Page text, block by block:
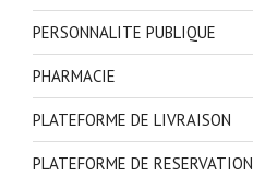
PERSONNALITE PUBLIQUE
PHARMACIE
PLATEFORME DE LIVRAISON
PLATEFORME DE RESERVATION